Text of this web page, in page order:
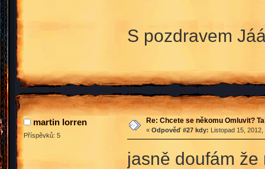
S pozdravem
martin lorren
Příspěvků: 5
Re: Chcete se někomu Omluvit?
« Odpověď #27 kdy: Listopad 15,
jasně doufám